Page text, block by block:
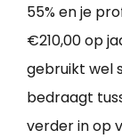
55% en je
€210,00 op
gebruikt wel
bedraagt
verder in op